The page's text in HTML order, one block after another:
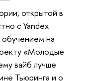
открытой в
с Yandex
на
«Молодые
вайб лучше
Тьюринга и о